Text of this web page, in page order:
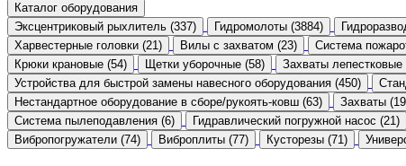
Каталог оборудования
Эксцентриковый рыхлитель (337)
Гидромолоты (3884)
Харвестерные головки (21)
Вилы с захватом (23) Система
Крюки крановые (54)
Щетки уборочные (58) Захваты лепестковые
Устройства для быстрой замены навесного оборудования (450)
Нестандартное оборудование в сборе/рукоять-ковш (63)
Захваты
Система пылеподавления (6)
Гидравлический погружной насос (21)
Вибропогружатели (74)
Виброплиты (77) Кусторезы (71)